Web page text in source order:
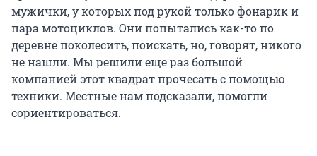
мужички, у которых под рукой только фонарик и
пара мотоциклов. Они попытались как-то по
деревне поколесить, поискать, но, говорят, никого
не нашли. Мы решили еще раз большой
компанией этот квадрат прочесать с помощью
техники. Местные нам подсказали, помогли
сориентироваться.